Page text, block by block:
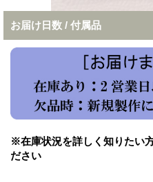
お届け日数 / 付属品
※在庫状況を詳しく知りたい
ださい